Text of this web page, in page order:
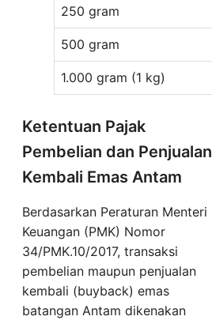
250 gram
500 gram
1.000 gram (1 kg)
Ketentuan Pajak
Pembelian dan Penjualan
Kembali Emas Antam
Berdasarkan Peraturan Menteri
Keuangan (PMK) Nomor
34/PMK.10/2017, transaksi
pembelian maupun penjualan
kembali (buyback) emas
batangan Antam dikenakan